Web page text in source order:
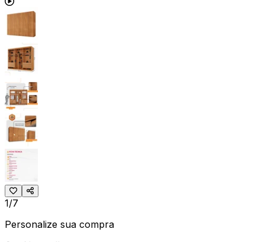
1/7
Personalize sua compra